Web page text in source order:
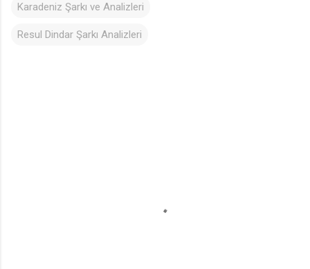
Karadeniz Şarkı ve Analizleri
Resul Dindar Şarkı Analizleri